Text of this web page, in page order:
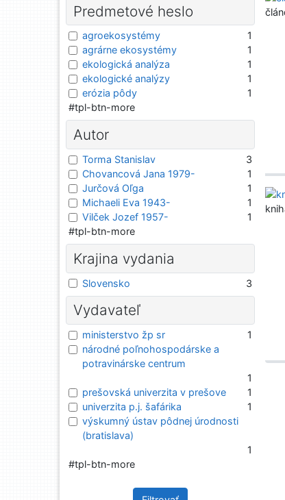
Predmetové heslo
agroekosystémy
1
agrárne ekosystémy
1
ekologická analýza
1
ekologické analýzy
1
erózia pôdy
1
#tpl-btn-more
Autor
Torma Stanislav
3
Chovancová Jana 1979-
1
Jurčová Oľga
1
Michaeli Eva 1943-
1
Vilček Jozef 1957-
1
#tpl-btn-more
Krajina vydania
Slovensko 3
Vydavateľ
ministerstvo žp sr
1
národné poľnohospodárske a
potravinárske centrum
1
prešovská univerzita v prešove
1
univerzita p.j. šafárika
1
výskumný ústav pôdnej úrodnosti
(bratislava)
1
#tpl-btn-more